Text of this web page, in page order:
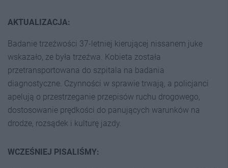
AKTUALIZACJA:
Badanie trzeźwości 37-letniej kierującej nissanem juke
wskazało, ze była trzeźwa. Kobieta została
przetransportowana do szpitala na badania
diagnostyczne. Czynności w sprawie trwają, a policjanci
apelują o przestrzeganie przepisów ruchu drogowego,
dostosowanie prędkości do panujących warunków na
drodze, rozsądek i kulturę jazdy.
WCZEŚNIEJ PISALIŚMY: